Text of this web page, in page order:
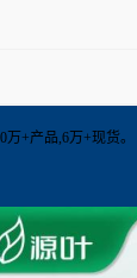
+产品,6万+现货。